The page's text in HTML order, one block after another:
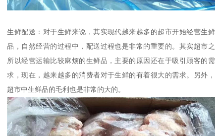
生鲜配送：对于生鲜来说，其实现代越来越多的超市开始经营生鲜
品，自然经营的过程中，配送过程也是非常的重要的。其实超市之
所以经营运输比较麻烦的生鲜品，主要的原因还在于吸引顾客的需
求，现在，越来越多的消费者对于生鲜的有着很大的需求。另外，
超市中生鲜品的毛利也是非常的大的。